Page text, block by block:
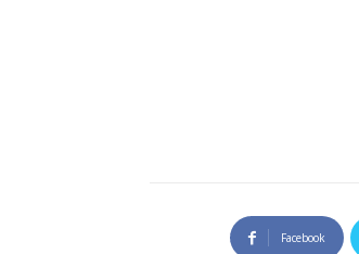
Facebook